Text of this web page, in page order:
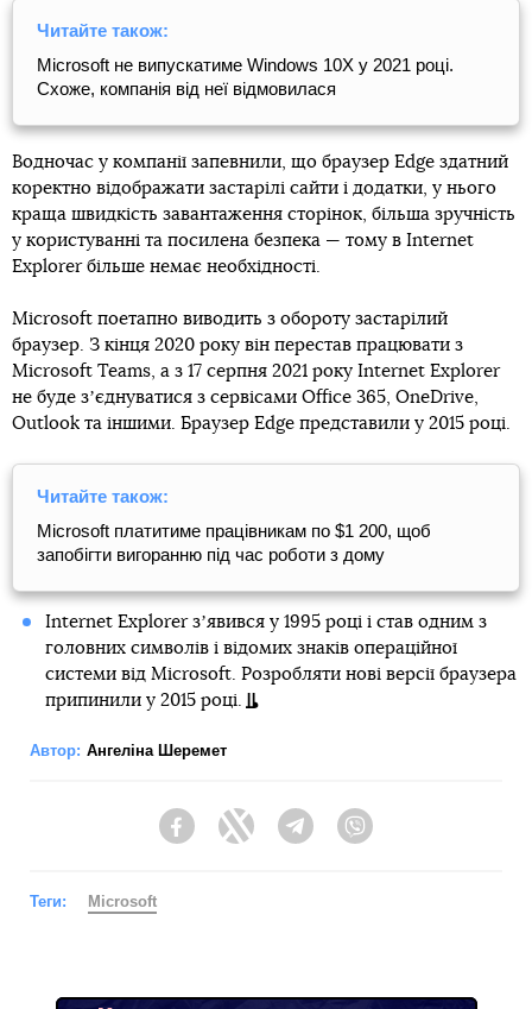
Читайте також:
Microsoft не випускатиме Windows 10X у 2021 році.
Схоже, компанія від неї відмовилася
Водночас у компанії запевнили, що браузер Edge здатний
коректно відображати застарілі сайти і додатки, у нього
краща швидкість завантаження сторінок, більша зручність
у користуванні та посилена безпека — тому в Internet
Explorer більше немає необхідності.
Microsoft поетапно виводить з обороту застарілий
браузер. З кінця 2020 року він перестав працювати з
Microsoft Teams, а з 17 серпня 2021 року Internet Explorer
не буде зʼєднуватися з сервісами Office 365, OneDrive,
Outlook та іншими. Браузер Edge представили у 2015 році.
Читайте також:
Microsoft платитиме працівникам по $1 200, щоб
запобігти вигоранню під час роботи з дому
Internet Explorer зʼявився у 1995 році і став одним з
головних символів і відомих знаків операційної
системи від Microsoft. Розробляти нові версії браузера
припинили у 2015 році.
Автор: Ангеліна Шеремет
FacebookTwitter Telegram
Теги: Microsoft